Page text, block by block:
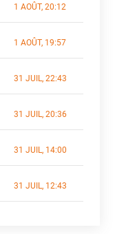
1 AOÛT, 20:12
1 AOÛT, 19:57
31 JUIL, 22:43
31 JUIL, 20:36
31 JUIL, 14:00
31 JUIL, 12:43